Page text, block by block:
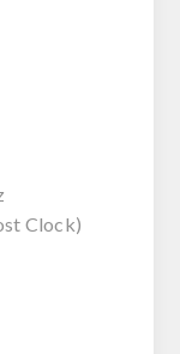
Clock)